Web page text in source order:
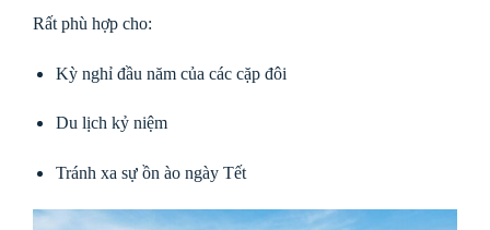
Rất phù hợp cho:
Kỳ nghỉ đầu năm của các cặp đôi
Du lịch kỷ niệm
Tránh xa sự ồn ào ngày Tết